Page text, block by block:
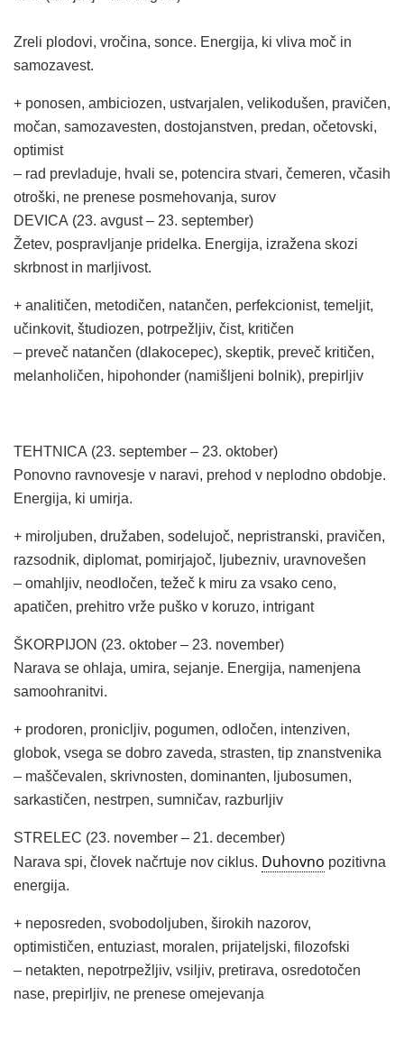
Zreli plodovi, vročina, sonce. Energija, ki vliva moč in
samozavest.
+ ponosen, ambiciozen, ustvarjalen, velikodušen, pravičen,
močan, samozavesten, dostojanstven, predan, očetovski,
optimist
– rad prevladuje, hvali se, potencira stvari, čemeren, včasih
otroški, ne prenese posmehovanja, surov
DEVICA (23. avgust – 23. september)
Žetev, pospravljanje pridelka. Energija, izražena skozi
skrbnost in marljivost.
+ analitičen, metodičen, natančen, perfekcionist, temeljit,
učinkovit, študiozen, potrpežljiv, čist, kritičen
– preveč natančen (dlakocepec), skeptik, preveč kritičen,
melanholičen, hipohonder (namišljeni bolnik), prepirljiv
TEHTNICA (23. september – 23. oktober)
Ponovno ravnovesje v naravi, prehod v neplodno obdobje.
Energija, ki umirja.
+ miroljuben, družaben, sodelujoč, nepristranski, pravičen,
razsodnik, diplomat, pomirjajoč, ljubezniv, uravnovešen
– omahljiv, neodločen, težeč k miru za vsako ceno,
apatičen, prehitro vrže puško v koruzo, intrigant
ŠKORPIJON (23. oktober – 23. november)
Narava se ohlaja, umira, sejanje. Energija, namenjena
samoohranitvi.
+ prodoren, pronicljiv, pogumen, odločen, intenziven,
globok, vsega se dobro zaveda, strasten, tip znanstvenika
– maščevalen, skrivnosten, dominanten, ljubosumen,
sarkastičen, nestrpen, sumničav, razburljiv
STRELEC (23. november – 21. december)
Narava spi, človek načrtuje nov ciklus. Duhovno pozitivna
energija.
+ neposreden, svobodoljuben, širokih nazorov,
optimističen, entuziast, moralen, prijateljski, filozofski
– netakten, nepotrpežljiv, vsiljiv, pretirava, osredotočen
nase, prepirljiv, ne prenese omejevanja